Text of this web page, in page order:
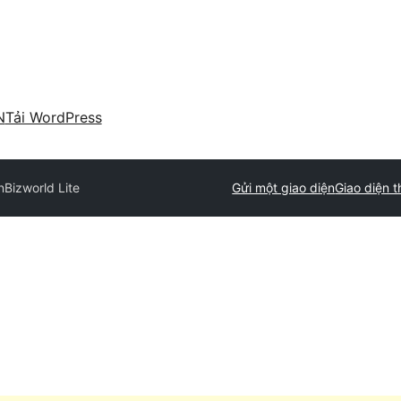
Tải WordPress
Bizworld Lite Gửi một giao diệnGiao diện